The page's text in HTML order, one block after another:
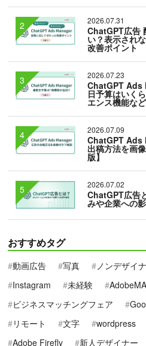
2026.07.31
ChatGPT広告
い？表示され
改善ポイント
2026.07.23
ChatGPT Ads
日予算はいく
エンス機能な
2026.07.09
ChatGPT Ads
出稿方法を画
版】
2026.07.02
ChatGPT広告
みや企業への
おすすめタグ
動画広告 写真 ノンデザイ
Instagram
未経験
ビジネスマッチングフェア
リモート
文字 wordpress
Adobe Firefly
新人デザイナー